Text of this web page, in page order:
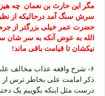
مگر این حارث بن نعمان چه
سرش سنگ آمد درحالیکه از
حضرت عمر خیلی بزرگتر از جرم
الله به عوض آنکه به سر شان
نیکشان تا قیامت باقی ماند!
۶- شرح واقعه عذاب مخالف
ذکر امامت علی بخاطر ترس
درست مثل اینکه بگوییم یک